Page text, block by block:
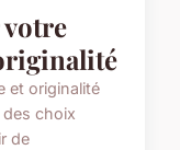
et originalité
choix
de